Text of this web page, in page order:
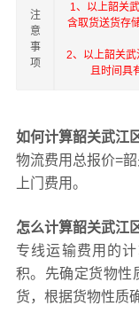
注
意
事
项
1、以上韶关
含取货送货存
2、以上韶关武
且时间具
如何计算韶关武江
物流费用总报价=
上门费用。
怎么计算韶关武江
专线运输费用的
积。先确定货物性
货，根据货物性质